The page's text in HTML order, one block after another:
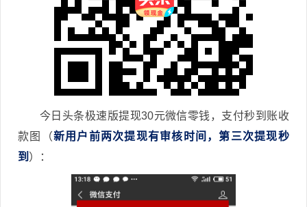
今日头条极速版提现30元微信零钱，支付秒到账收
款图（新用户前两次提现有审核时间，第三次提现秒
到 ）：